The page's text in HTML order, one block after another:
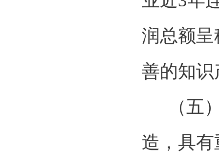
润总额
善的知
（五
造，具